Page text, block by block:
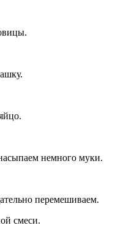
немного муки.
перемешиваем.
смеси.